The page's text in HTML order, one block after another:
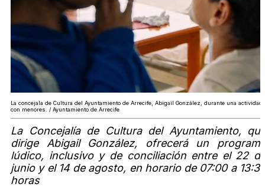
La concejala de Cultura del Ayuntamiento de Arrecife, Abigail González, durante una actividad
con menores. / Ayuntamiento de Arrecife
La Concejalía de Cultura del Ayuntamiento,
dirige Abigail González, ofrecerá un
lúdico, inclusivo y de conciliación entre el 22
junio y el 14 de agosto, en horario de 07:00 a
horas